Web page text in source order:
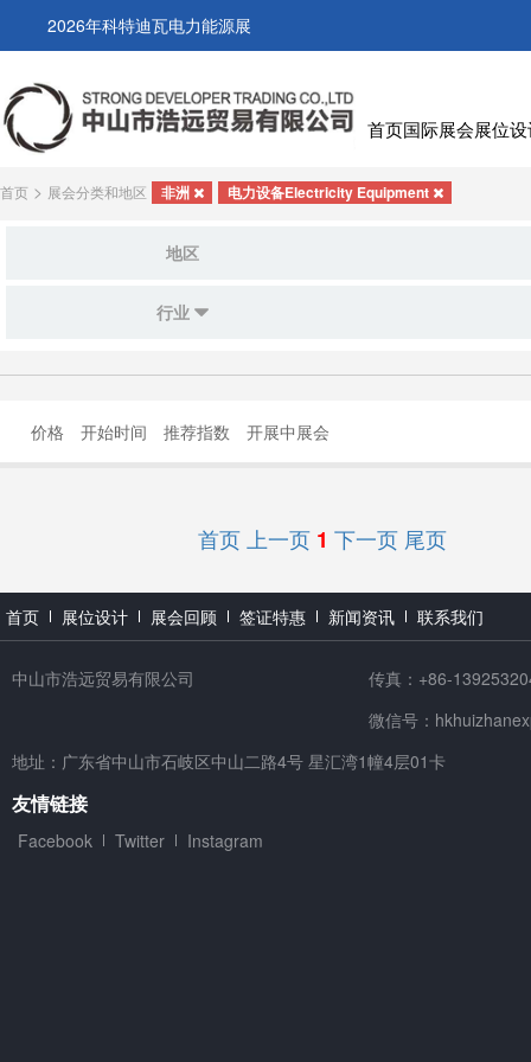
2026年科特迪瓦电力能源展
首页国际展会展位
首页 > 展会分类和地区 非洲 电力设备Electricity Equipment
地区
行业
价格 开始时间 推荐指数 开展中展会
首页 上一页 1 下一页 尾页
首页 展位设计 展会回顾 签证特惠 新闻资讯 联系我们
中山市浩远贸易有限公司
传真：+86-
微信号：
地址：广东省中山市石岐区中山二路4号 星汇湾1幢4层01卡
友情链接
Facebook Twitter Instagram